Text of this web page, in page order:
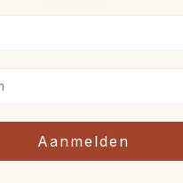
Vaak
Aanmelden